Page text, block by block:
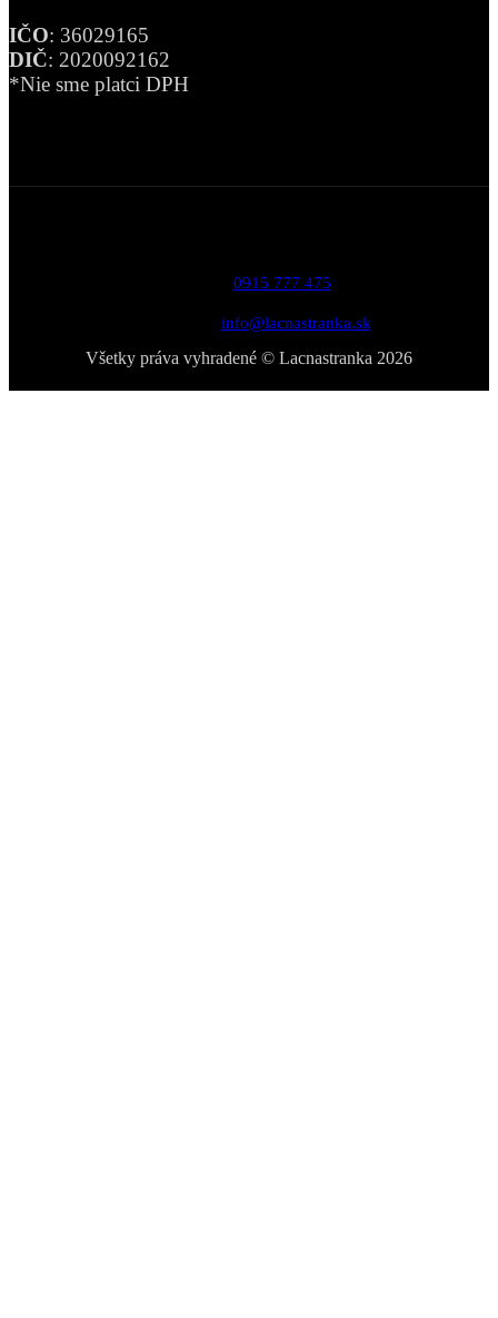
IČO: 36029165
DIČ: 2020092162
*Nie sme platci DPH
0915 777 475
info@lacnastranka.sk
Všetky práva vyhradené © Lacnastranka 2026